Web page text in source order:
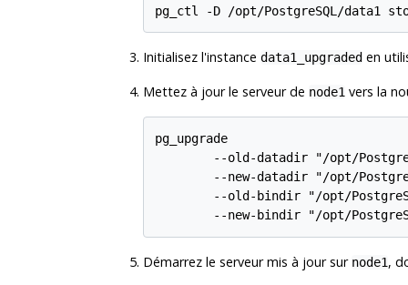
Initialisez l'instance data1_upgradeden
Mettez à jour le serveur de node1vers la
pg_upgrade
--old-datadir "/opt/
--new-datadir "/opt/
--old-bindir "/opt/
Démarrez le serveur mis à jour sur node1,